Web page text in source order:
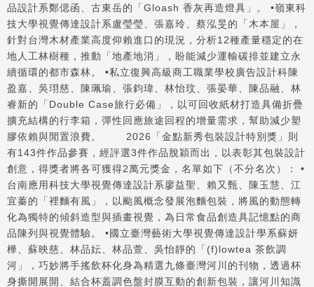
品設計系鄭偲函、古東岳的「Gloash 香灰再造燈具」。 •嶺東科
技大學視覺傳達設計系盧瑩瑩、張嘉玲、蔡泓旻的「木本屋」，
針對台灣木材產業高度仰賴進口的現況，分析12種產量穩定的在
地人工林樹種，推動「地產地消」，盼能減少運輸碳排並建立永
續循環的都市森林。 •私立復興高級商工職業學校廣告設計科陳
盈嘉、吳珝慈、陳珮瑜、張鈞瑋、林怡玟、張晏華、陳品融、林
睿新的「Double Case旅行必備」，以可回收紙材打造具備折疊
擴充結構的行李箱，彈性回應旅途回程的增量需求，幫助減少塑
膠依賴與閒置浪費。 2026「金點新秀包裝設計特別獎」則
有143件作品參賽，經評選3件作品脫穎而出，以表彰其包裝設計
創意，得獎者將各可獲得2萬元獎金，名單如下（不分名次）： •
台南應用科技大學視覺傳達設計系廖益聖、賴又甄、陳玉慧、江
宜蓁的「裡麵有風」，以颱風概念發展泡麵包裝，將風的動態轉
化為獨特的傾斜造型與插畫視覺，為日常食品創造具記憶點的商
品陳列與視覺體驗。 •國立臺灣藝術大學視覺傳達設計學系蘇妍
樺、蘇映慈、林品妘、林品萱、吳怡靜的「(f)lowtea 茶飲調
河」，巧妙將手搖飲杯化身為精選九條臺灣河川的刊物，透過杯
身撕開展開、結合杯蓋調色盤封膜互動的創新包裝，讓河川知識